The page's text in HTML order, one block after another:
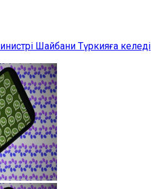
Шайбани Түркияға келеді